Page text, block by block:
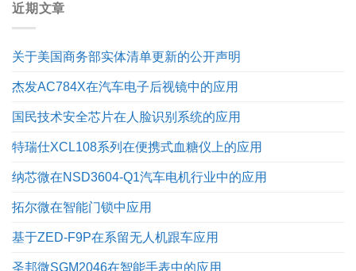
近期文章
关于美国商务部实体清单更新的公开声明
杰发AC784X在汽车电子后视镜中的应用
国民技术安全芯片在人脸识别系统的应用
特瑞仕XCL108系列在便携式血糖仪上的应用
纳芯微在NSD3604-Q1汽车电机行业中的应用
拓尔微在智能门锁中应用
基于ZED-F9P在系留无人机跟车应用
圣邦微SGM2046在智能手表中的应用